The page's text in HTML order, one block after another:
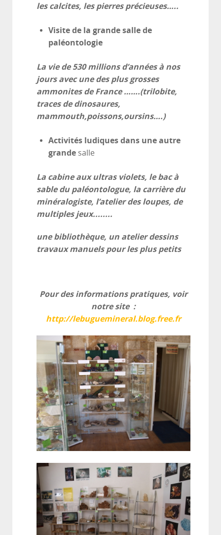
les calcites, les pierres précieuses…..
Visite de la grande salle de
paléontologie
La vie de 530 millions d’années à nos
jours avec une des plus grosses
ammonites de France …….(trilobite,
traces de dinosaures,
mammouth,poissons,oursins….)
Activités ludiques dans une autre
grande salle
La cabine aux ultras violets, le bac à
sable du paléontologue, la carrière du
minéralogiste, l’atelier des loupes, de
multiples jeux........
une bibliothèque, un atelier dessins
travaux manuels pour les plus petits
Pour des informations pratiques, voir
notre site :
http://lebuguemineral.blog.free.fr